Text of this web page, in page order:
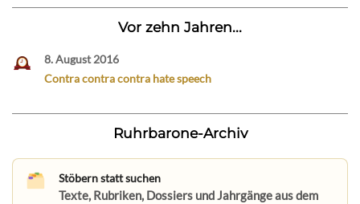
Vor zehn Jahren...
8. August 2016
Contra contra contra hate speech
Ruhrbarone-Archiv
Stöbern statt suchen
Texte, Rubriken, Dossiers und Jahrgänge aus dem